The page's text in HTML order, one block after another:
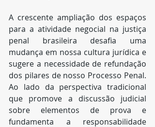
A crescente ampliação dos espaços
para a atividade negocial na justiça
penal brasileira desafia uma
mudança em nossa cultura jurídica e
sugere a necessidade de refundação
dos pilares de nosso Processo Penal.
Ao lado da perspectiva tradicional
que promove a discussão judicial
sobre elementos de prova e
fundamenta a responsabilidade